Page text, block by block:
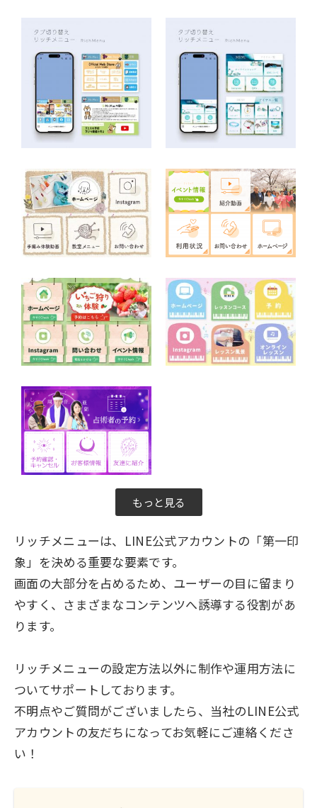
もっと見る
リッチメニューは、LINE公式アカウントの「第一印
象」を決める重要な要素です。
画面の大部分を占めるため、ユーザーの目に留まり
やすく、さまざまなコンテンツへ誘導する役割があ
ります。
リッチメニューの設定方法以外に制作や運用方法に
ついてサポートしております。
不明点やご質問がございましたら、当社のLINE公式
アカウントの友だちになってお気軽にご連絡くださ
い！